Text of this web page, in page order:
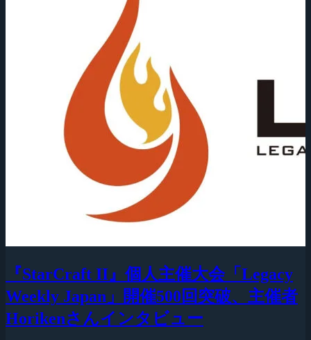
『StarCraft II』個人主催大会「Legacy
Weekly Japan」開催500回突破、主催者
Horikenさんインタビュー